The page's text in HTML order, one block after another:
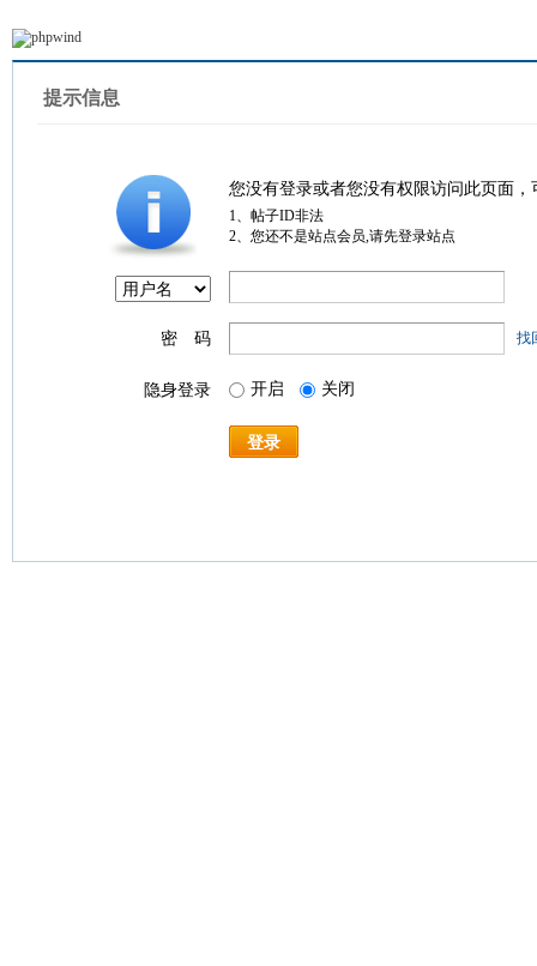
提示信息
您没有登录或者您没有权限访问此页面
1、帖子ID非法
2、您还不是站点会员,请先登录站点
密 码 找
隐身登录 开启 关闭
登录